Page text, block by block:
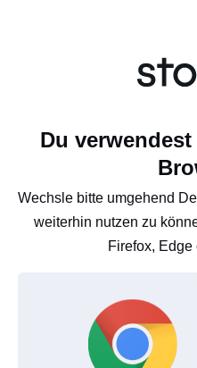
Du
Wechsle bitte umgehend
weiterhin nutzen zu
Firefox, Edge